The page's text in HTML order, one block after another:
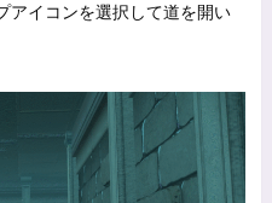
アイコンを選択して道を開い